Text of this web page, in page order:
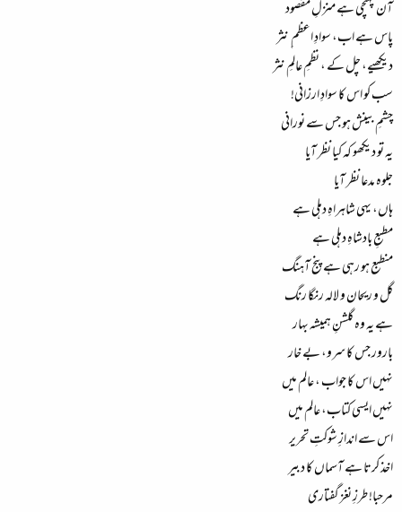
آن پہنچی ہے منزلِ مقصود
پاس ہے اب، سوادِ اعظم ِ نثر
دیکھیے، چل کے ، نظمِ عالمِ نثر
سب کو اس کا سوادِ ارزانی!
چشمِ بینش ہو جس سے نورانی
یہ تو دیکھو کہ کیا نظر آیا
جلوہ مدعا نظر آیا
ہاں، یہی شاہراہِ دہلی ہے
مطبعِ بادشاہِ دہلی ہے
منطبع ہو رہی ہے پنج آہنگ
گل و ریحان و لالہ رنگا رنگ
ہے یہ وہ گلشنِ ہمیشہ بہار
بارور جس کا سرو، بے خار
نہیں اس کا جواب ، عالم میں
نہیں ایسی کتاب، عالم میں
اس سے اندازِ شوکتِ تحریر
اخذ کرتا ہے آسماں کا دبیر
مرحبا! طرزِ نغز گفتاری